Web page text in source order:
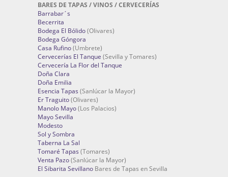
BARES DE TAPAS / VINOS / CERVECERÍAS
Barrabar´s
Becerrita
Bodega El Bólido(Olivares)
Bodega Góngora
Casa Rufino(Umbrete)
Cervecerías El Tanque (Sevilla y Tomares)
Cervecería La Flor del Tanque
Doña Clara
Doña Emilia
Esencia Tapas (Sanlúcar la Mayor)
Er Traguito(Olivares)
Manolo Mayo(Los Palacios)
Mayo Sevilla
Modesto
Sol y Sombra
Taberna La Sal
Tomaré Tapas (Tomares)
Venta Pazo(Sanlúcar la Mayor)
El Sibarita Sevillano Bares de Tapas en Sevilla